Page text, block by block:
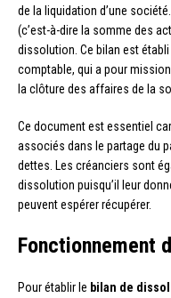
de la liquidation d’une
(c’est-à-dire la somme des
dissolution. Ce bilan est
comptable, qui a pour
la clôture des affaires de la
Ce document est essentiel
associés dans le partage du
dettes. Les créanciers sont
dissolution puisqu’il leur
peuvent espérer récupérer.
Fonctionnement
Pour établir le bilan de